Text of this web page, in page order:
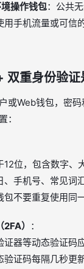
操作钱包：公共
用手机流量或可信
双重身份验证
或Web钱包，密
：
12位，包含数字、
、手机号、常见词
不要重复使用同
） ：
证器等动态验证码
验证码每隔几秒更